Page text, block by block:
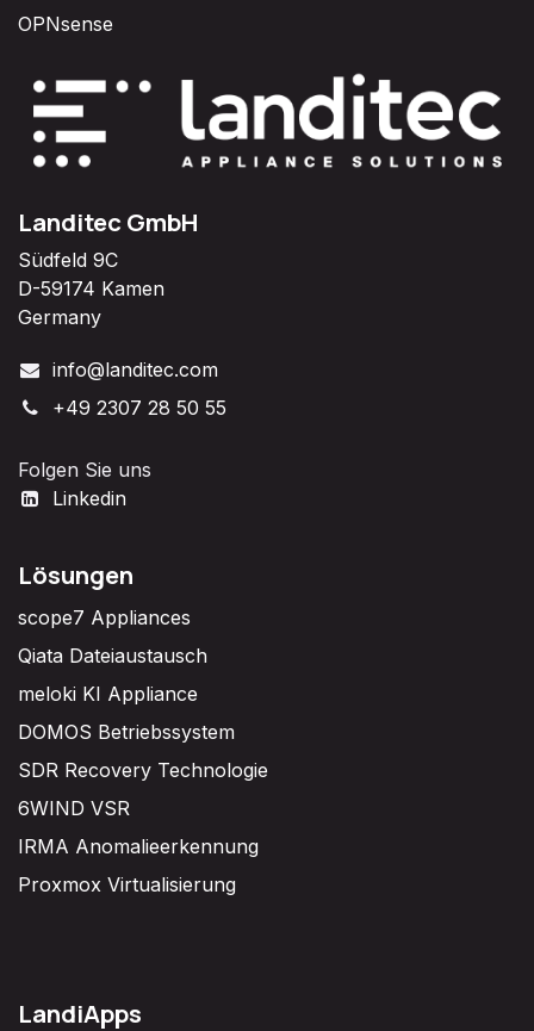
OPNsense
Landitec GmbH
Südfeld 9C
D-59174 Kamen
Germany
info@landitec.com
+49 2307 28 50 55
Folgen Sie uns
Linkedin
Lösungen
scope7 Appliances
Qiata Dateiaustausch
meloki KI Appliance
DOMOS Betriebssystem
SDR Recovery Technologie
6WIND VSR
IRMA Anomalieerkennung
Proxmox Virtualisierung
LandiApps